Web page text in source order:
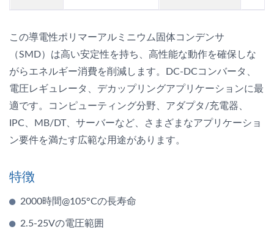
この導電性ポリマーアルミニウム固体コンデンサ
（SMD）は高い安定性を持ち、高性能な動作を確保しな
がらエネルギー消費を削減します。DC-DCコンバータ、
電圧レギュレータ、デカップリングアプリケーションに最
適です。コンピューティング分野、アダプタ/充電器、
IPC、MB/DT、サーバーなど、さまざまなアプリケーショ
ン要件を満たす広範な用途があります。
特徴
2000時間@105°Cの長寿命
2.5-25Vの電圧範囲